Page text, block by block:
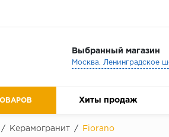
Выбранный магазин
Хиты продаж
/ Керамогранит / Fiorano